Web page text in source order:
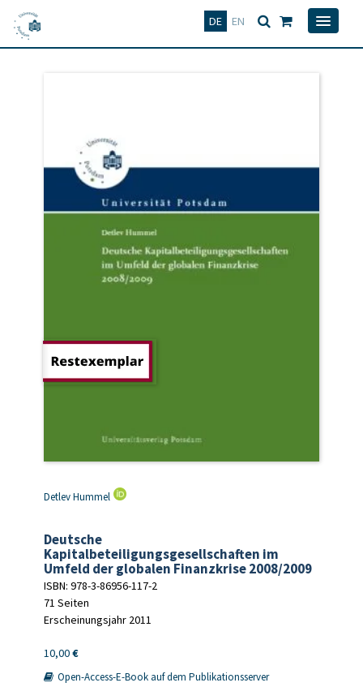
DE EN
Deutsch
Detlev Hummel
Deutsche
Kapitalbeteiligungsgesellschaften im
Umfeld der globalen Finanzkrise 2008/2009
ISBN: 978-3-86956-117-2
71 Seiten
Erscheinungsjahr 2011
10,00€
Open-Access-E-Book auf dem Publikationsserver